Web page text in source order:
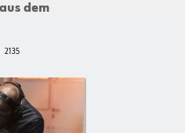
dem
2135